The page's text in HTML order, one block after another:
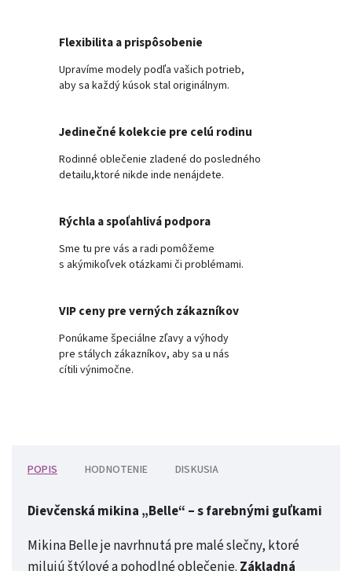
Flexibilita a prispôsobenie
Upravíme modely podľa vašich potrieb,
aby sa každý kúsok stal originálnym.
Jedinečné kolekcie pre celú rodinu
Rodinné oblečenie zladené do posledného
detailu,ktoré nikde inde nenájdete.
Rýchla a spoľahlivá podpora
Sme tu pre vás a radi pomôžeme
s akýmikoľvek otázkami či problémami.
VIP ceny pre verných zákazníkov
Ponúkame špeciálne zľavy a výhody
pre stálych zákazníkov, aby sa u nás
cítili výnimočne.
POPIS HODNOTENIE DISKUSIA
Dievčenská mikina „Belle“ – s farebnými guľkami
Mikina Belle je navrhnutá pre malé slečny, ktoré
milujú štýlové a pohodlné oblečenie. Základná